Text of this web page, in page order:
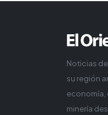
Noticias
su región
economía,
minería